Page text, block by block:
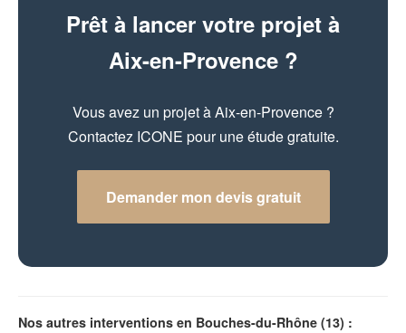
Prêt à lancer votre projet à
Aix-en-Provence ?
Vous avez un projet à Aix-en-Provence ?
Contactez ICONE pour une étude gratuite.
Demander mon devis gratuit
Nos autres interventions en Bouches-du-Rhône (13) :